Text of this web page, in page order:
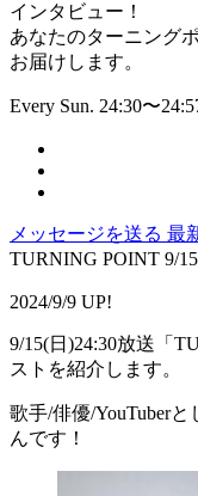
インタビュー！
あなたのターニング
お届けします。
Every Sun. 24:30〜
メッセージを送る 最
TURNING POINT 9/
2024/9/9 UP!
9/15(日)24:30放送「
ストを紹介します。
歌手/俳優/YouTuber
んです！